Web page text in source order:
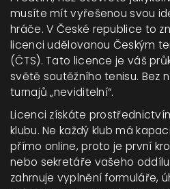
musíte mít vyřešenou svou
hráče. V České republice to
licenci udělovanou Českým
(ČTS). Tato licence je váš
světě soutěžního tenisu. Bez
turnajů „neviditelní“.
Licenci získáte
klubu. Ne každý klub má
přímo online, proto je první
nebo sekretáře vašeho
zahrnuje vyplnění formuláře,